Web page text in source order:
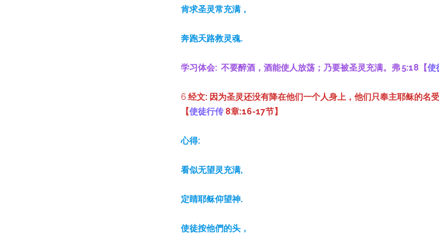
肯求圣灵常充满，
奔跑天路救灵魂.
学习体会: 不要醉酒，酒能使人放荡；乃要被圣灵充满。弗 5:18【使
6. 经文: 因为圣灵还没有降在他们一个人身上，他们只奉主耶稣的名
【使徒行传 8章:16-17节】
心得:
看似无望灵充满,
定睛耶稣仰望神.
使徒按他們的头，